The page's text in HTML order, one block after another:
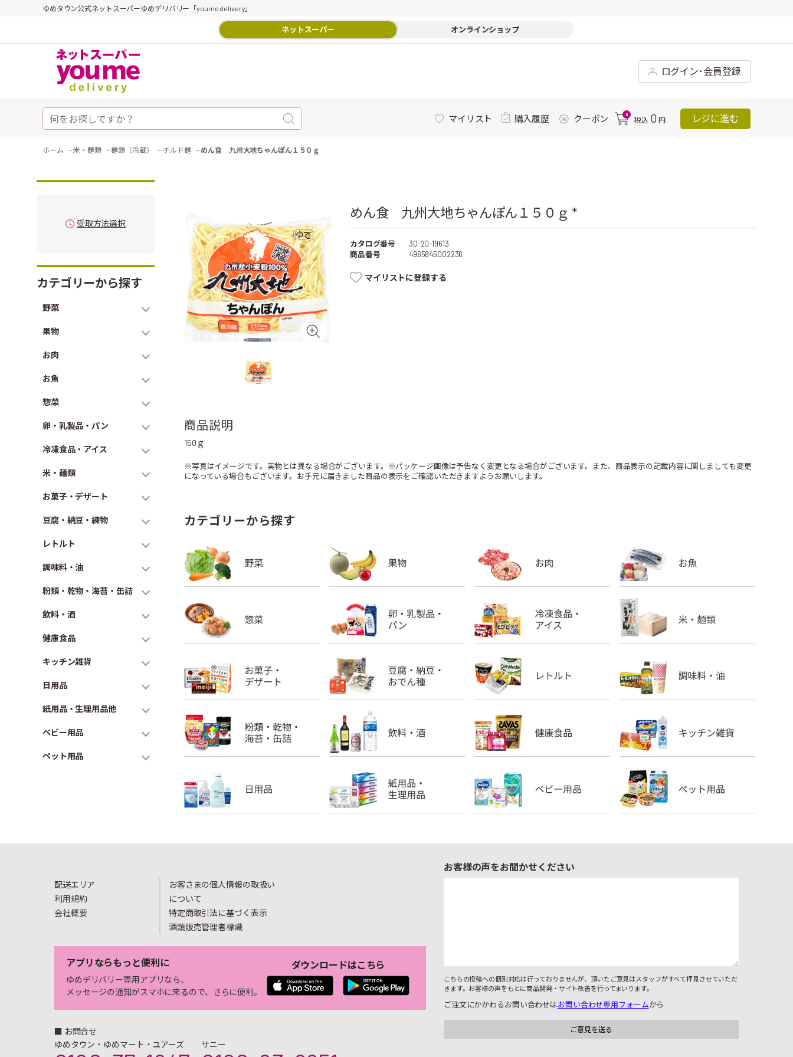
ゆめタウン公式ネットスーパーゆめデリバリー「youme delivery」
ネットスーパー オンラインショップ
ログイン･会員登録
マイリスト 購入履歴 クーポン 0
税込 0 円 レジに進む
ホーム -米・麺類 -麺類（冷蔵） - チルド麺 -めん食 九州大地ちゃんぽん１５０ｇ
受取方法選択
カテゴリーから探す
野菜
果物
お肉
お魚
惣菜
卵・乳製品・パン
冷凍食品・アイス
米・麺類
お菓子・デザート
豆腐・納豆・練物
レトルト
調味料・油
粉類・乾物・海苔・缶詰
飲料・酒
健康食品
キッチン雑貨
日用品
紙用品・生理用品他
ベビー用品
ペット用品
めん食 九州大地ちゃんぽん１５０ｇ *
カタログ番号
30-20-19613
商品番号
4965845002236
マイリストに登録する
商品説明
150ｇ
※写真はイメージです。実物とは異なる場合がございます。※パッケージ画像は予告なく変更となる場合がございます。また、商品表示の記載内容に関しましても変更
になっている場合もございます。お手元に届きました商品の表示をご確認いただきますようお願いします。
カテゴリーから探す
配送エリア
利用規約
会社概要
お客さまの個人情報の取扱い
について
特定商取引法に基づく表示
酒類販売管理者標識
アプリならもっと便利に
ゆめデリバリー専用アプリなら、
メッセージの通知がスマホに来るので、さらに便利。
ダウンロードはこちら
■ お問合せ
ゆめタウン・ゆめマート・ユアーズ
サニー
お客様の声をお聞かせください
こちらの投稿への個別対応は行っておりませんが、頂いたご意見はスタッフがすべて拝見させていただ
きます。お客様の声をもとに商品開発・サイト改善を行ってまいります。
ご注文にかかわるお問い合わせはお問い合わせ専用フォームから